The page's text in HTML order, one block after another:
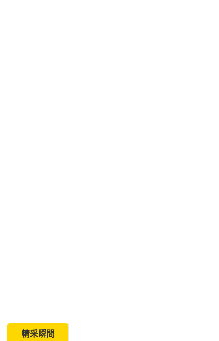
精采瞬間